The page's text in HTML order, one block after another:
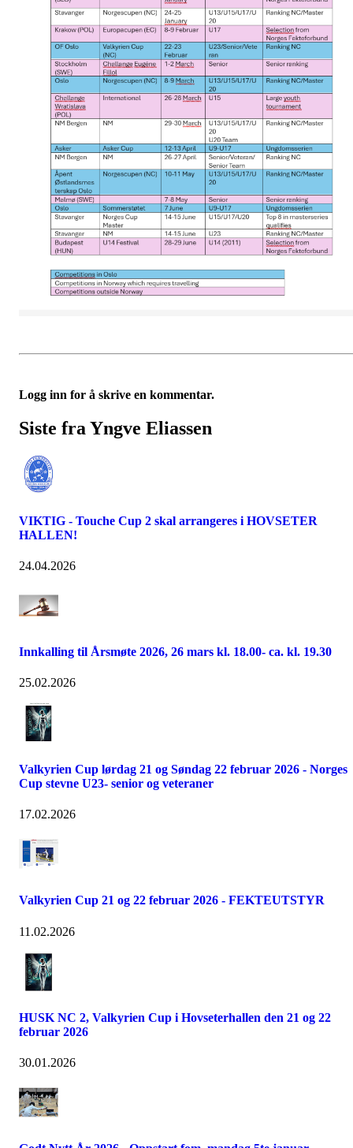
Logg inn for å skrive en kommentar.
Siste fra Yngve Eliassen
VIKTIG - Touche Cup 2 skal arrangeres i HOVSETER
HALLEN!
24.04.2026
Innkalling til Årsmøte 2026, 26 mars kl. 18.00- ca. kl. 19.30
25.02.2026
Valkyrien Cup lørdag 21 og Søndag 22 februar 2026 - Norges
Cup stevne U23- senior og veteraner
17.02.2026
Valkyrien Cup 21 og 22 februar 2026 - FEKTEUTSTYR
11.02.2026
HUSK NC 2, Valkyrien Cup i Hovseterhallen den 21 og 22
februar 2026
30.01.2026